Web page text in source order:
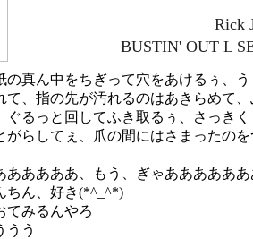
Rick
BUSTIN' OUT L
真ん中をちぎって穴をあけるぅ、う
て、指の先が汚れるのはあきらめて、
ぐるっと回してふき取るぅ、さっきく
がらしてぇ、爪の間にはさまったのを
ああああ、もう、ぎゃああああああ
ちん、好き(*^_^*)
みるんやろ
うう